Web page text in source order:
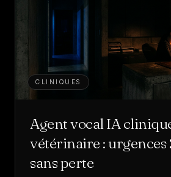
CLINIQUES
Agent vocal IA
vétérinaire :
sans perte